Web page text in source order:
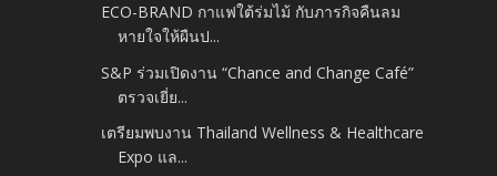
ECO-BRAND กาแฟใต้ร่มไม้ กับภารกิจคืนลม
หายใจให้ผืนป...
S&P ร่วมเปิดงาน “Chance and Change Café”
ตรวจเยี่ย...
เตรียมพบงาน Thailand Wellness & Healthcare
Expo แล...